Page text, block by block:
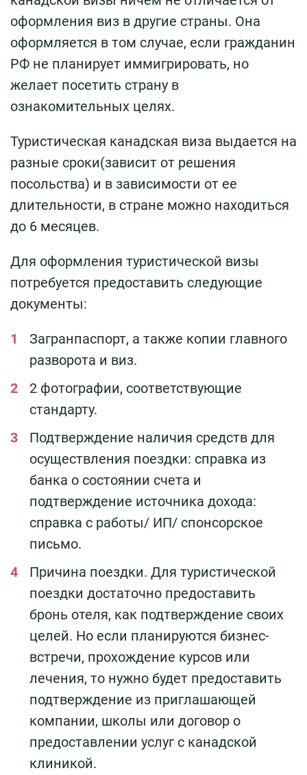
оформления виз в другие страны. Она
оформляется в том случае, если гражданин
РФ не планирует иммигрировать, но
желает посетить страну в
ознакомительных целях.
Туристическая канадская виза выдается на
разные сроки(зависит от решения
посольства) и в зависимости от ее
длительности, в стране можно находиться
до 6 месяцев.
Для оформления туристической визы
потребуется предоставить следующие
документы:
Загранпаспорт, а также копии главного
разворота и виз.
2 фотографии, соответствующие
стандарту.
Подтверждение наличия средств для
осуществления поездки: справка из
банка о состоянии счета и
подтверждение источника дохода:
справка с работы/ ИП/ спонсорское
письмо.
Причина поездки. Для туристической
поездки достаточно предоставить
бронь отеля, как подтверждение своих
целей. Но если планируются бизнес-
встречи, прохождение курсов или
лечения, то нужно будет предоставить
подтверждение из приглашающей
компании, школы или договор о
предоставлении услуг с канадской
клиникой.